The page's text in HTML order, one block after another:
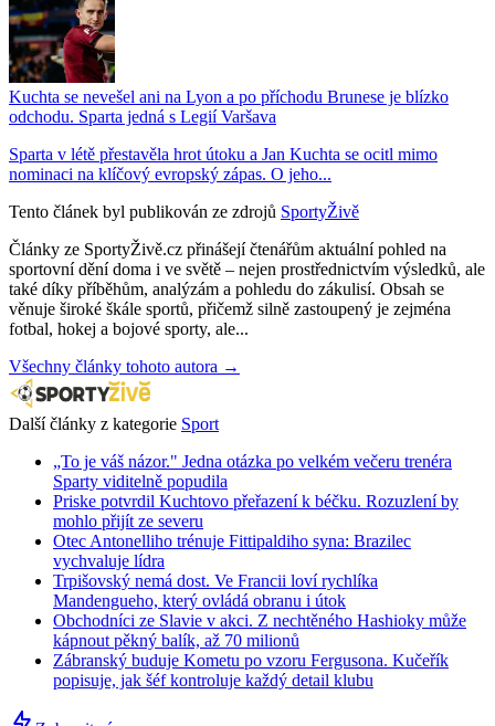
Kuchta se nevešel ani na Lyon a po příchodu Brunese je blízko
odchodu. Sparta jedná s Legií Varšava
Sparta v létě přestavěla hrot útoku a Jan Kuchta se ocitl mimo
nominaci na klíčový evropský zápas. O jeho...
Tento článek byl publikován ze zdrojů SportyŽivě
Články ze SportyŽivě.cz přinášejí čtenářům aktuální pohled na
sportovní dění doma i ve světě – nejen prostřednictvím výsledků, ale
také díky příběhům, analýzám a pohledu do zákulisí. Obsah se
věnuje široké škále sportů, přičemž silně zastoupený je zejména
fotbal, hokej a bojové sporty, ale...
Všechny články tohoto autora →
Další články z kategorie Sport
„To je váš názor." Jedna otázka po velkém večeru trenéra
Sparty viditelně popudila
Priske potvrdil Kuchtovo přeřazení k béčku. Rozuzlení by
mohlo přijít ze severu
Otec Antonelliho trénuje Fittipaldiho syna: Brazilec
vychvaluje lídra
Trpišovský nemá dost. Ve Francii loví rychlíka
Mandengueho, který ovládá obranu i útok
Obchodníci ze Slavie v akci. Z nechtěného Hashioky může
kápnout pěkný balík, až 70 milionů
Zábranský buduje Kometu po vzoru Fergusona. Kučeřík
popisuje, jak šéf kontroluje každý detail klubu